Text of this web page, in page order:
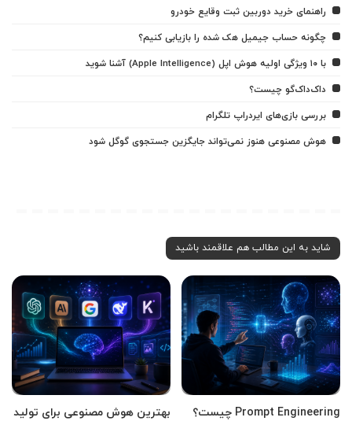
راهنمای خرید دوربین ثبت وقایع خودرو
چگونه حساب جیمیل هک شده را بازیابی کنیم؟
با ۱۰ ویژگی اولیه هوش اپل (Apple Intelligence) آشنا شوید
داک‌داک‌گو چیست؟
بررسی بازی‌های ایردراپ تلگرام
هوش مصنوعی هنوز نمی‌تواند جایگزین جستجوی گوگل شود
شاید به این مطالب هم علاقمند باشید
Prompt Engineering چیست؟
بهترین هوش مصنوعی برای تولید